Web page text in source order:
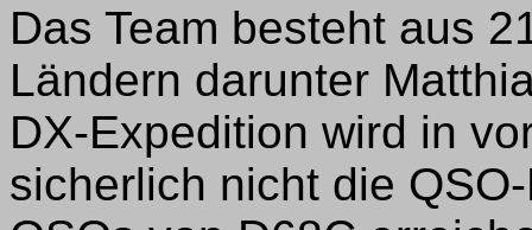
Das Team besteht aus
Ländern darunter
DX-Expedition wird in
sicherlich nicht die